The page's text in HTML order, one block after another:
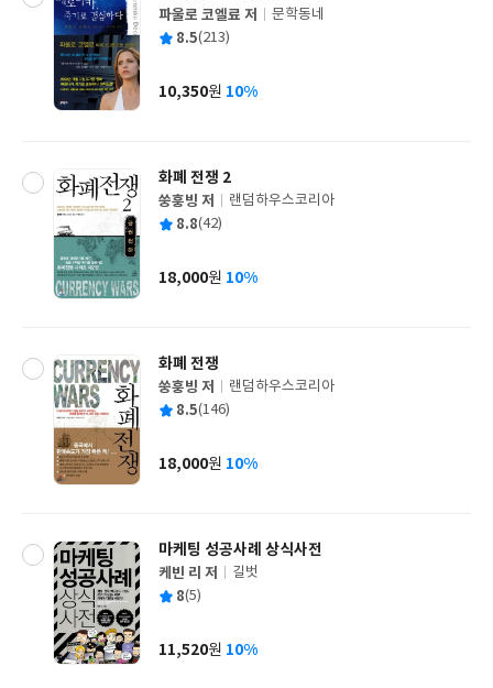
글
쓴
파울로 코엘료 저
출
사
문학동네
평 8.5(213)
가
10,350원 10%
화폐 전쟁 2
글
쓴
쑹훙빙 저
출
사
랜덤하우스코리아
평 8.8(42)
가
18,000원 10%
화폐 전쟁
글
쓴
쑹훙빙 저
출
사
랜덤하우스코리아
평 8.5(146)
가
18,000원 10%
마케팅 성공사례 상식사전
글
쓴
케빈 리 저
출
사
길벗
평 8(5)
가
11,520원 10%